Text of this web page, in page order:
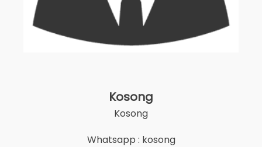
Kosong
Kosong
Whatsapp : kosong